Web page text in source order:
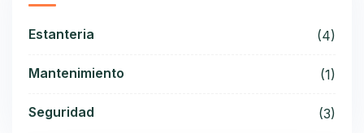
Estanteria (4)
Mantenimiento (1)
Seguridad (3)